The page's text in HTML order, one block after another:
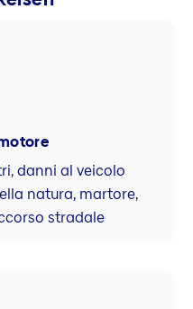
danni al veicolo
natura, martore,
stradale